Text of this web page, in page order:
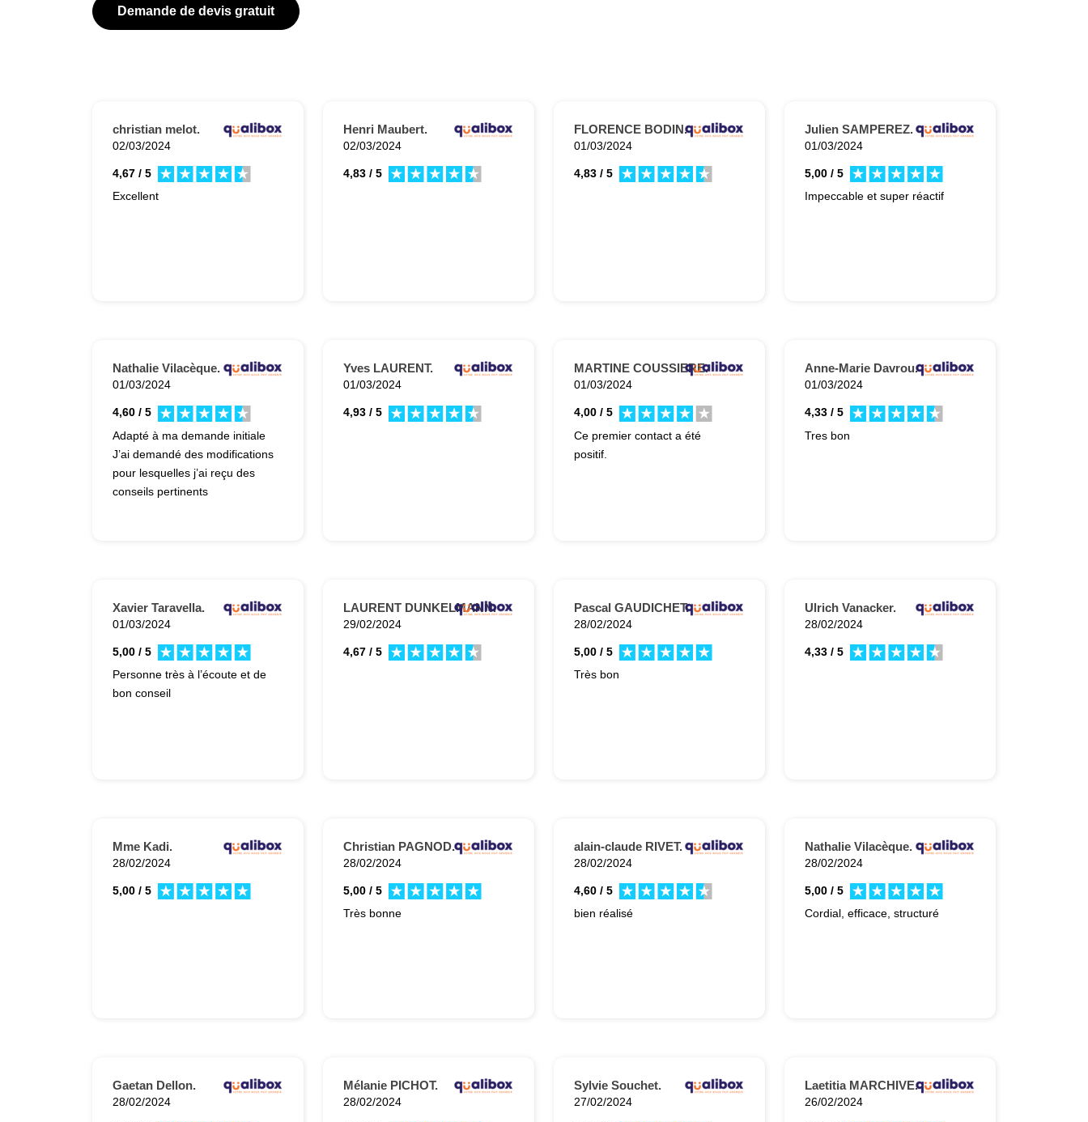
Demande de devis gratuit
christian melot.
02/03/2024
4,67 / 5
Excellent
Henri Maubert.
02/03/2024
4,83 / 5
FLORENCE BODIN.
01/03/2024
4,83 / 5
Julien SAMPEREZ.
01/03/2024
5,00 / 5
Impeccable et super réactif
Nathalie Vilacèque.
01/03/2024
4,60 / 5
Adapté à ma demande initiale
J’ai demandé des modifications
pour lesquelles j’ai reçu des
conseils pertinents
Yves LAURENT.
01/03/2024
4,93 / 5
MARTINE COUSSIERE.
01/03/2024
4,00 / 5
Ce premier contact a été
positif.
Anne-Marie Davrou.
01/03/2024
4,33 / 5
Tres bon
Xavier Taravella.
01/03/2024
5,00 / 5
Personne très à l’écoute et de
bon conseil
LAURENT DUNKELMANN.
29/02/2024
4,67 / 5
Pascal GAUDICHET.
28/02/2024
5,00 / 5
Très bon
Ulrich Vanacker.
28/02/2024
4,33 / 5
Mme Kadi.
28/02/2024
5,00 / 5
Christian PAGNOD.
28/02/2024
5,00 / 5
Très bonne
alain-claude RIVET.
28/02/2024
4,60 / 5
bien réalisé
Nathalie Vilacèque.
28/02/2024
5,00 / 5
Cordial, efficace, structuré
Gaetan Dellon.
28/02/2024
Mélanie PICHOT.
28/02/2024
Sylvie Souchet.
27/02/2024
Laetitia MARCHIVE.
26/02/2024